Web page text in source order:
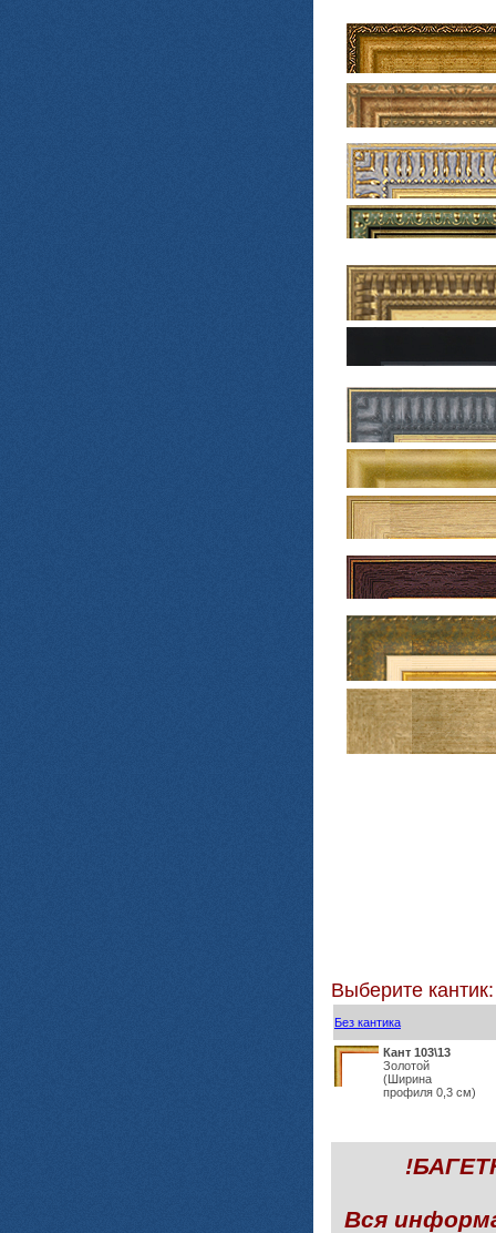
Выберите кантик:
Без кантика
Кант 103\13
Золотой
(Ширина
профиля 0,3 см)
Вся